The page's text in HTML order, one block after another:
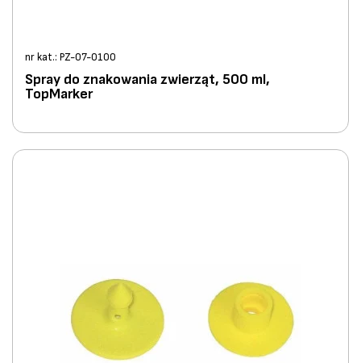
nr kat.: PZ-07-0100
Spray do znakowania zwierząt, 500 ml,
TopMarker